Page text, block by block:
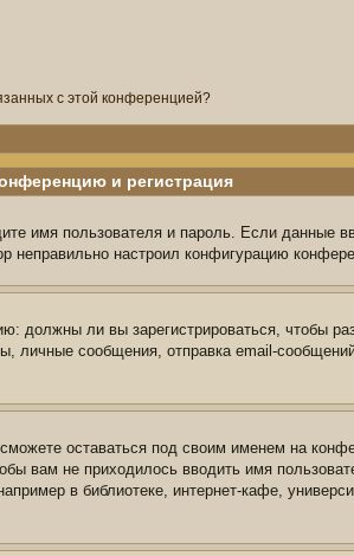
с этой конференцией?
и регистрация
имя пользователя и пароль. Если данные
настроил конфигурацию
должны ли вы зарегистрироваться, чтобы
сообщения, отправка email-
оставаться под своим именем на
вам не приходилось вводить имя
в библиотеке, интернет-кафе,